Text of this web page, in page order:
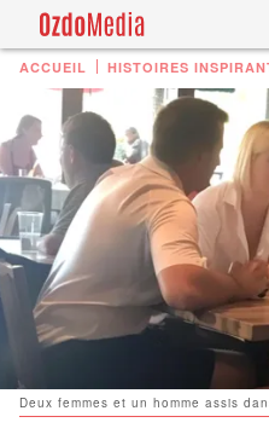
ACCUEIL HISTOIRES
Deux femmes et un homme assis